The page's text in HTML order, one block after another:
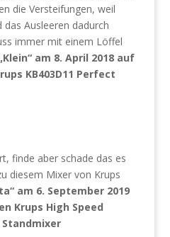
die Versteifungen, weil
das Ausleeren dadurch
immer mit einem Löffel
am 8. April 2018 auf
KB403D11 Perfect
finde aber schade das es
diesem Mixer von Krups
am 6. September 2019
Krups High Speed
Standmixer